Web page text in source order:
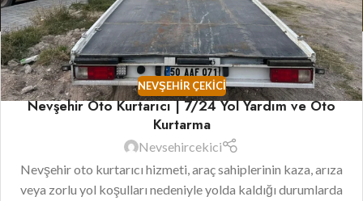
NEVŞEHIR ÇEKICI
Nevşehir Oto Kurtarıcı | 7/24 Yol Yardım ve Oto
Kurtarma
Nevsehircekici
Nevşehir oto kurtarıcı hizmeti, araç sahiplerinin kaza, arıza
veya zorlu yol koşulları nedeniyle yolda kaldığı durumlarda